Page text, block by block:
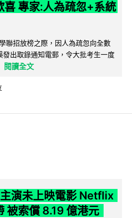
喜 專家:人為疏忽+系統
聯招放榜之際，因人為疏忽向全數
出取錄通知電郵，令大批考生一度
閱讀全文
演未上映電影 Netflix
被索償 8.19 億港元